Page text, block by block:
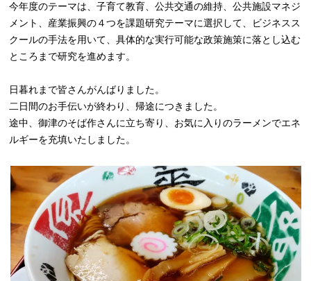
今年度のテーマは、子育て教育、公共交通の維持、公共施設マネジ
メント、産業振興の４つを課題研究テーマに選択して、ビジネスス
クールの手法を用いて、具体的な実行可能な政策施策に落とし込む
ところまで研究を進めます。
日暮れまで皆さんがんばりました。
二日間のお手伝いが終わり、帰途につきました。
途中、御津のそば作さんに立ち寄り、お気に入りのラーメンでエネ
ルギーを充填いたしました。